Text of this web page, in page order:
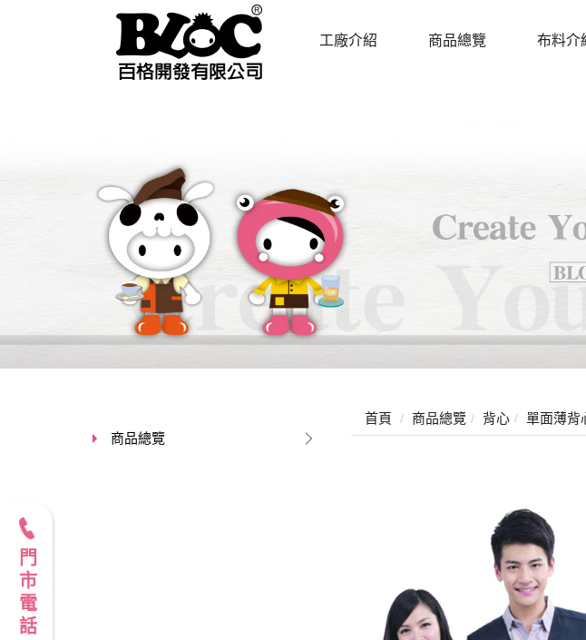
工廠介紹 商品總覽 布料介
商品總覽
首頁 商品總覽 背心 單面薄背
門市電話